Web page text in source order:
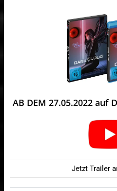
AB DEM 27.05.2022 auf
Jetzt Trailer